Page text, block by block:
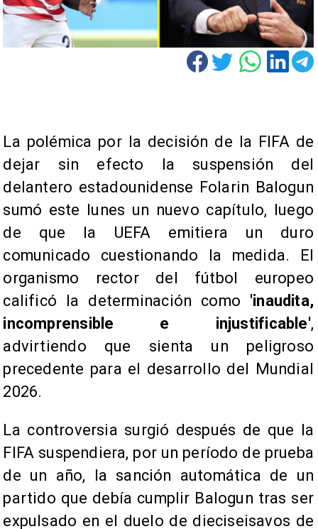
La polémica por la decisión de la FIFA de
dejar sin efecto la suspensión del
delantero estadounidense Folarin Balogun
sumó este lunes un nuevo capítulo, luego
de que la UEFA emitiera un duro
comunicado cuestionando la medida. El
organismo rector del fútbol europeo
calificó la determinación como 'inaudita,
incomprensible e injustificable',
advirtiendo que sienta un peligroso
precedente para el desarrollo del Mundial
2026.
La controversia surgió después de que la
FIFA suspendiera, por un período de prueba
de un año, la sanción automática de un
partido que debía cumplir Balogun tras ser
expulsado en el duelo de dieciseisavos de